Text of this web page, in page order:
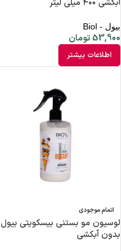
آبکشی ۴۰۰ میلی لیتر
بیول - Biol
53,900تومان
اطلاعات بیشتر
اتمام موجودی
لوسیون مو بستنی بیسکویتی بیول
بدون آبکشی